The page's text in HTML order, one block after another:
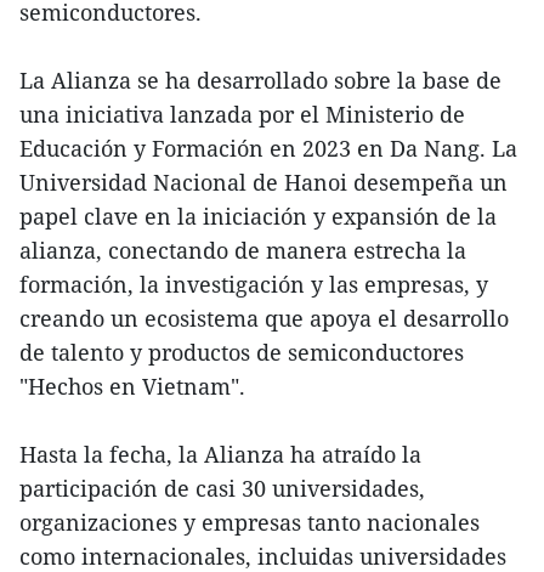
semiconductores.
La Alianza se ha desarrollado sobre la base de
una iniciativa lanzada por el Ministerio de
Educación y Formación en 2023 en Da Nang. La
Universidad Nacional de Hanoi desempeña un
papel clave en la iniciación y expansión de la
alianza, conectando de manera estrecha la
formación, la investigación y las empresas, y
creando un ecosistema que apoya el desarrollo
de talento y productos de semiconductores
"Hechos en Vietnam".
Hasta la fecha, la Alianza ha atraído la
participación de casi 30 universidades,
organizaciones y empresas tanto nacionales
como internacionales, incluidas universidades